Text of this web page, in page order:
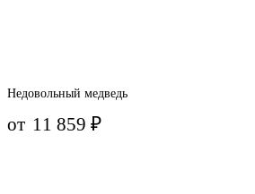
Недовольный медведь
от 11 859₽